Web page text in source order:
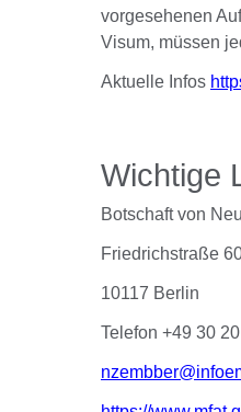
vorgesehenen
Visum, müssen
Aktuelle Infos
Wichtige
Botschaft von
Friedrichstraße
10117 Berlin
Telefon +49 30